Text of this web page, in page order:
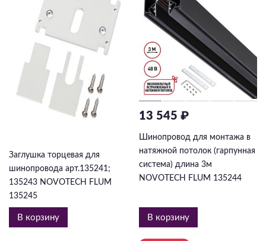
Заглушка торцевая для
шинопровода арт.135241;
135243 NOVOTECH FLUM
135245
В корзину
13 545 ₽
Шинопровод для монтажа в
натяжной потолок (гарпунная
система) длина 3м
NOVOTECH FLUM 135244
В корзину